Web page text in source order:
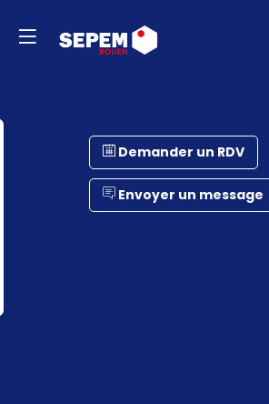
Demander un RDV
Envoyer un message